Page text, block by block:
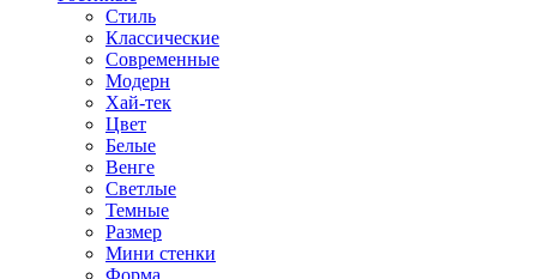
Стиль
Классические
Современные
Модерн
Хай-тек
Цвет
Белые
Венге
Светлые
Темные
Размер
Мини стенки
Форма